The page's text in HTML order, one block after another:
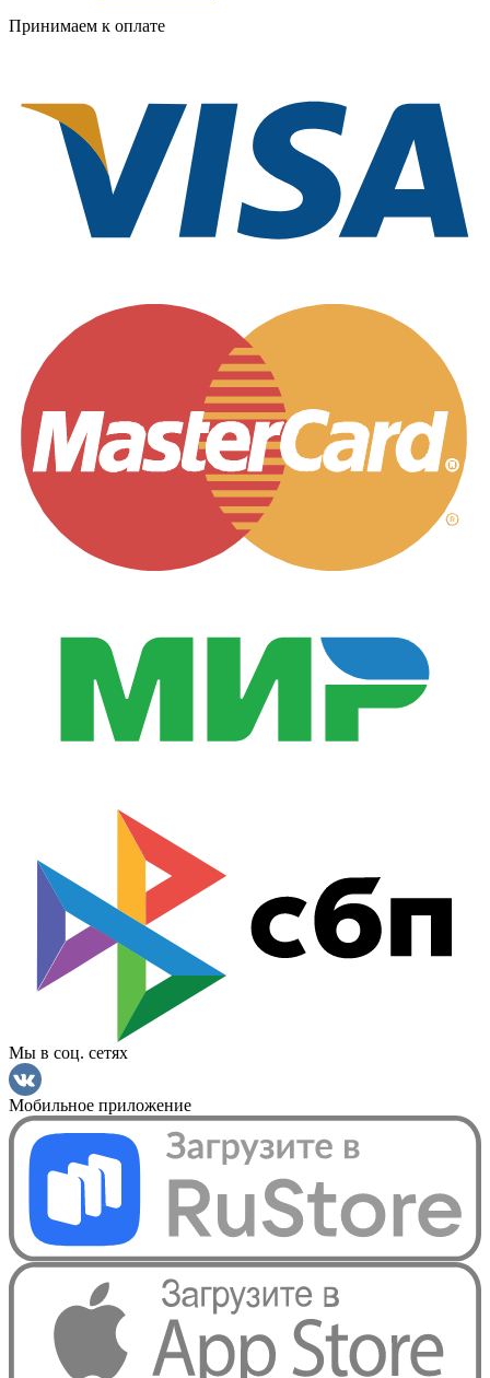
Принимаем к оплате
Мы в соц. сетях
Мобильное приложение